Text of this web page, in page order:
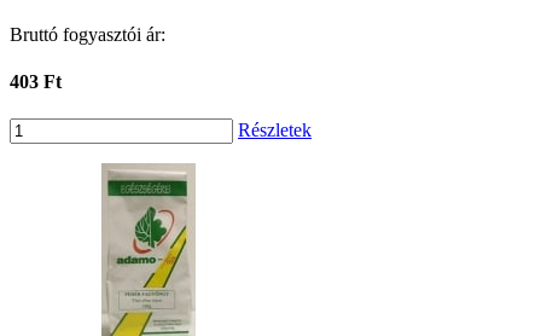
Bruttó fogyasztói ár:
403 Ft
Részletek